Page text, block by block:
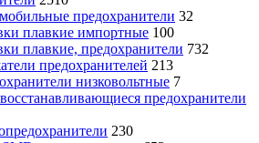
предохранители 32
плавкие импортные 100
плавкие, предохранители 732
предохранителей 213
низковольтные 7
предохранители
230